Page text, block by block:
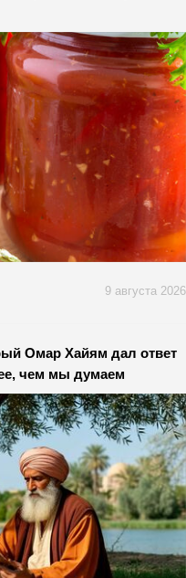
9 августа 2026
Омар Хайям дал ответ
чем мы думаем